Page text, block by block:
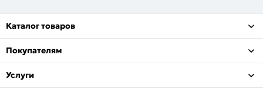
Каталог товаров
Покупателям
Услуги